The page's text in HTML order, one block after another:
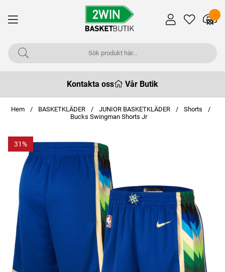
Kontakta oss Vår Butik
Hem BASKETKLÄDER JUNIOR BASKETKLÄDER
Shorts
Bucks Swingman Shorts Jr
31